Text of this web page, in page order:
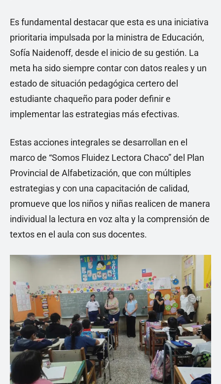
Es fundamental destacar que esta es una iniciativa
prioritaria impulsada por la ministra de Educación,
Sofía Naidenoff, desde el inicio de su gestión. La
meta ha sido siempre contar con datos reales y un
estado de situación pedagógica certero del
estudiante chaqueño para poder definir e
implementar las estrategias más efectivas.
Estas acciones integrales se desarrollan en el
marco de “Somos Fluidez Lectora Chaco” del Plan
Provincial de Alfabetización, que con múltiples
estrategias y con una capacitación de calidad,
promueve que los niños y niñas realicen de manera
individual la lectura en voz alta y la comprensión de
textos en el aula con sus docentes.